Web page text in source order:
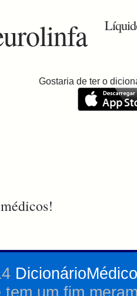
Gostaria de ter o
tem um fim